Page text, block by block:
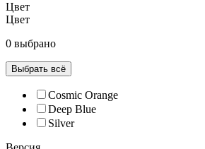
Цвет
Цвет
0 выбрано
Выбрать всё
Cosmic Orange
Deep Blue
Silver